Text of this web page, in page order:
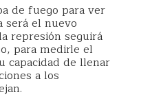
de fuego para ver
será el nuevo
represión seguirá
para medirle el
capacidad de llenar
a los